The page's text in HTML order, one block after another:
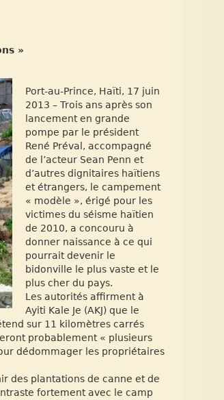
»
Port-au-Prince, Haïti, 17 juin
2013 – Trois ans après son
lancement en grande
pompe par le président
René Préval, accompagné
de l’acteur Sean Penn et
d’autres dignitaires haïtiens
et étrangers, le campement
« modèle », érigé pour les
victimes du séisme haïtien
de 2010, a concouru à
donner naissance à ce qui
pourrait devenir le
bidonville le plus vaste et le
plus cher du pays.
Les autorités affirment à
Ayiti Kale Je (AKJ) que le
sur 11 kilomètres carrés
probablement « plusieurs
dédommager les propriétaires
des plantations de canne et de
fortement avec le camp